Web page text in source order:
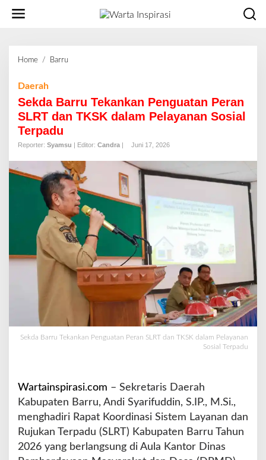
Home / Barru
a
B
r
u
T
e
a
n
k
P
e
a
n
L
Daerah
Sekda Barru Tekankan Penguatan Peran
SLRT dan TKSK dalam Pelayanan Sosial
Terpadu
Reporter: Syamsu | Editor: Candra | Juni 17, 2026
Sekda Barru Tekankan Penguatan Peran SLRT dan TKSK dalam Pelayanan
Sosial Terpadu
Wartainspirasi.com – Sekretaris Daerah
Kabupaten Barru, Andi Syarifuddin, S.IP., M.Si.,
menghadiri Rapat Koordinasi Sistem Layanan dan
Rujukan Terpadu (SLRT) Kabupaten Barru Tahun
2026 yang berlangsung di Aula Kantor Dinas